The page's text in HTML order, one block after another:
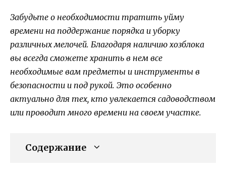
Забудьте о необходимости тратить уйму
времени на поддержание порядка и уборку
различных мелочей. Благодаря наличию хозблока
вы всегда сможете хранить в нем все
необходимые вам предметы и инструменты в
безопасности и под рукой. Это особенно
актуально для тех, кто увлекается садоводством
или проводит много времени на своем участке.
Содержание